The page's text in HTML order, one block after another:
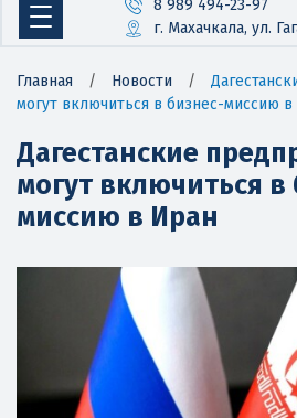
8 989 494-23-97
г. Махачкала, ул.
Главная / Новости /
могут включиться в бизнес-миссию
Дагестанские
могут включиться в
миссию в Иран